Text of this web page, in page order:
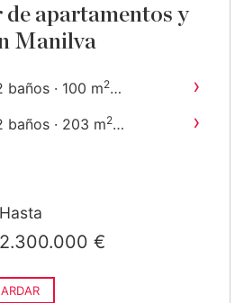
de apartamentos y
Manilva
baños · 100 m2 ›
baños · 203 m2 ›
Hasta
2.300.000 €